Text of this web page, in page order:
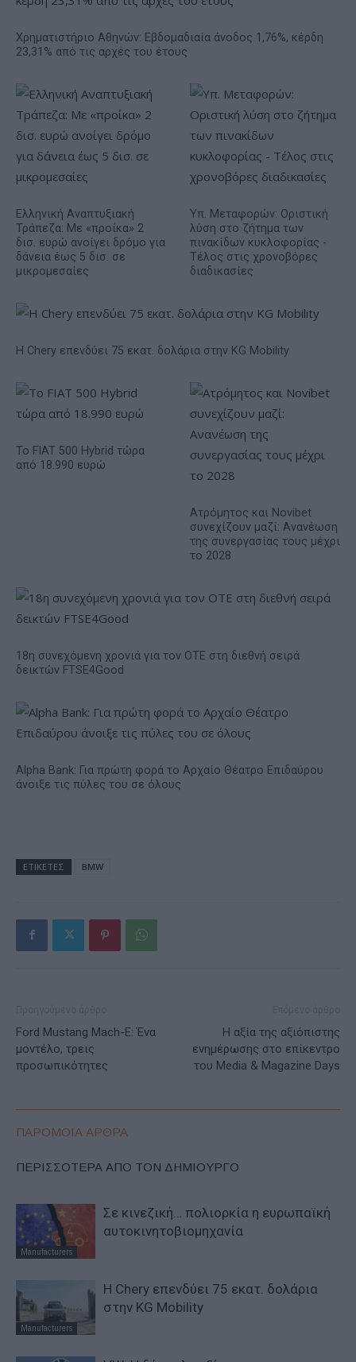
Χρηματιστήριο Αθηνών: Εβδομαδιαία άνοδος 1,76%, κέρδη
23,31% από τις αρχές του έτους
Ελληνική Αναπτυξιακή
Τράπεζα: Με «προίκα» 2
δισ. ευρώ ανοίγει δρόμο για
δάνεια έως 5 δισ. σε
μικρομεσαίες
Υπ. Μεταφορών: Οριστική
λύση στο ζήτημα των
πινακίδων κυκλοφορίας -
Τέλος στις χρονοβόρες
διαδικασίες
Η Chery επενδύει 75 εκατ. δολάρια στην KG Mobility
Το FIAT 500 Hybrid τώρα
από 18.990 ευρώ
Ατρόμητος και Novibet
συνεχίζουν μαζί: Ανανέωση
της συνεργασίας τους μέχρι
το 2028
18η συνεχόμενη χρονιά για τον ΟΤΕ στη διεθνή σειρά
δεικτών FTSE4Good
Alpha Bank: Για πρώτη φορά το Αρχαίο Θέατρο Επιδαύρου
άνοιξε τις πύλες του σε όλους
ΕΤΙΚΕΤΕΣ BMW
Ford Mustang Mach-E: Ένα
μοντέλο, τρεις
προσωπικότητες
Η αξία της αξιόπιστης
ενημέρωσης στο επίκεντρο
του Media & Magazine Days
ΠΑΡΟΜΟΙΑ ΑΡΘΡΑ
ΠΕΡΙΣΣΟΤΕΡΑ ΑΠΟ ΤΟΝ ΔΗΜΙΟΥΡΓΟ
Manufacturers
Σε κινεζική… πολιορκία η ευρωπαϊκή
αυτοκινητοβιομηχανία
Manufacturers
Η Chery επενδύει 75 εκατ. δολάρια
στην KG Mobility